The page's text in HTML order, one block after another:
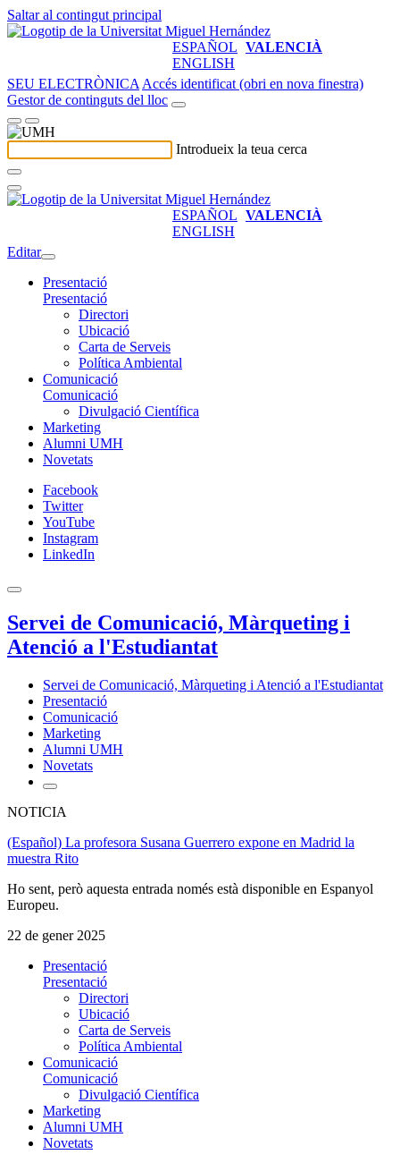
Saltar al contingut principal
ESPAÑOL VALENCIÀ
ENGLISH
SEU ELECTRÒNICA Accés identificat (obri en nova finestra)
Gestor de continguts del lloc
Introdueix la teua cerca
ESPAÑOL VALENCIÀ
ENGLISH
Editar
Presentació
Presentació
Directori
Ubicació
Carta de Serveis
Política Ambiental
Comunicació
Comunicació
Divulgació Científica
Marketing
Alumni UMH
Novetats
Facebook
Twitter
YouTube
Instagram
LinkedIn
Servei de Comunicació, Màrqueting i
Atenció a l'Estudiantat
Servei de Comunicació, Màrqueting i Atenció a l'Estudiantat
Presentació
Comunicació
Marketing
Alumni UMH
Novetats
NOTICIA
(Español) La profesora Susana Guerrero expone en Madrid la
muestra Rito
Ho sent, però aquesta entrada només està disponible en Espanyol
Europeu.
22 de gener 2025
Presentació
Presentació
Directori
Ubicació
Carta de Serveis
Política Ambiental
Comunicació
Comunicació
Divulgació Científica
Marketing
Alumni UMH
Novetats